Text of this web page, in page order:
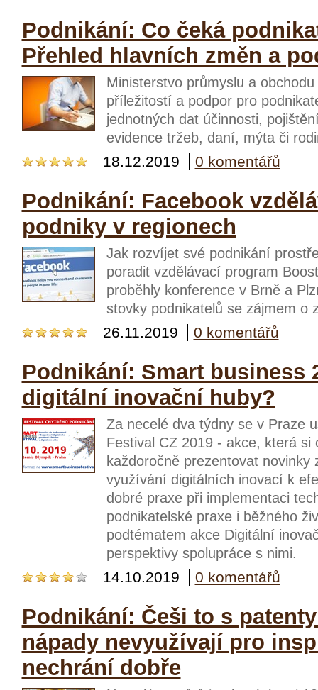
Podnikání: Co čeká
Přehled hlavních změn a
Ministerstvo průmyslu a
příležitostí a podpor pro
jednotných dat účinnosti,
evidence tržeb, daní, mýta či
18.12.2019 0 komentářů
Podnikání: Facebook
podniky v regionech
Jak rozvíjet své podnikání
poradit vzdělávací program
proběhly konference v Brně a
stovky podnikatelů se zájmem o
26.11.2019 0 komentářů
Podnikání: Smart business
digitální inovační huby?
Za necelé dva týdny se v Praze
Festival CZ 2019 - akce, která
každoročně prezentovat
využívání digitálních inovací k
dobré praxe při implementaci
podnikatelské praxe i běžného
podtématem akce Digitální
perspektivy spolupráce s nimi.
14.10.2019 0 komentářů
Podnikání: Češi to s
nápady nevyužívají pro
nechrání dobře